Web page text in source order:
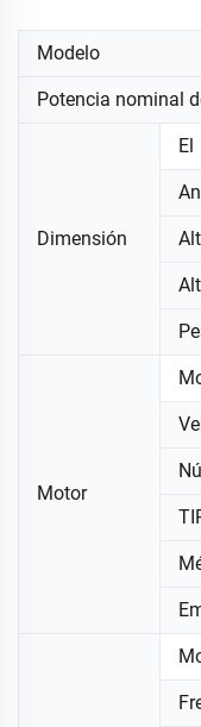
Modelo
Potencia nominal
Dimensión
El
Motor